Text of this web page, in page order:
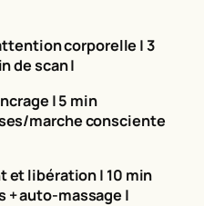
corporelle | 3
de scan |
| 5 min
marche consciente
et libération | 10 min
auto-massage |